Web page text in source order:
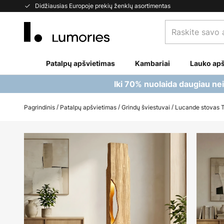
Didžiausias Europoje prekių ženklų asortimentas
Skip
savo
Patalpų apšvietimas Kambariai Lauko
Iki 70% nuolaida daugiau
Pagrindinis Patalpų apšvietimas Grindų šviestuvai Lucande stovas
Skip
end
of
the
images